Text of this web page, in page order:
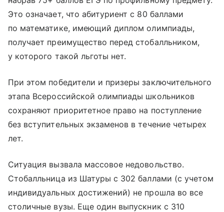
Это означает, что абитуриент с 80 баллами
по математике, имеющий диплом олимпиады,
получает преимущество перед стобалльником,
у которого такой льготы нет.
При этом победители и призеры заключительного
этапа Всероссийской олимпиады школьников
сохраняют приоритетное право на поступление
без вступительных экзаменов в течение четырех
лет.
Ситуация вызвала массовое недовольство.
Стобалльница из Шатуры с 302 баллами (с учетом
индивидуальных достижений) не прошла во все
столичные вузы. Еще один выпускник с 310